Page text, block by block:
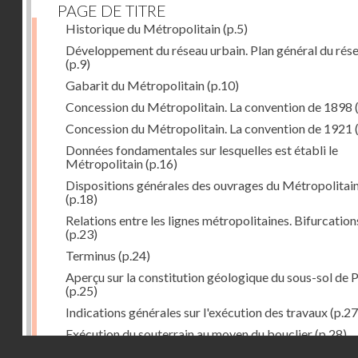
PAGE DE TITRE
Historique du Métropolitain(p.5)
Développement du réseau urbain. Plan général du
(p.9)
Gabarit du Métropolitain(p.10)
Concession du Métropolitain. La convention de 1898
Concession du Métropolitain. La convention de 1921
Données fondamentales sur lesquelles est établi le
Métropolitain(p.16)
Dispositions générales des ouvrages du
(p.18)
Relations entre les lignes métropolitaines.
(p.23)
Terminus (p.24)
Aperçu sur la constitution géologique du sous-sol de
(p.25)
Indications générales sur l'exécution des travaux
Exécution du souterrain au moyen du bouclier(p.28)